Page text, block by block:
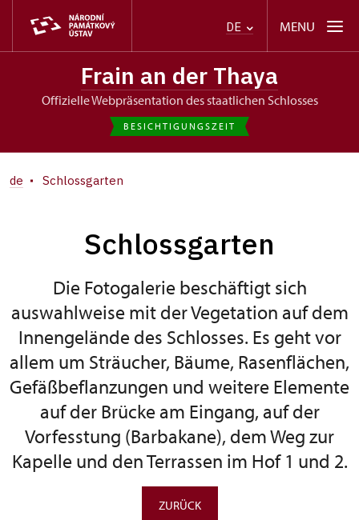
DE MENU
Frain an der Thaya
Offizielle Webpräsentation des staatlichen Schlosses
BESICHTIGUNGSZEIT
de Schlossgarten
Schlossgarten
Die Fotogalerie beschäftigt sich
auswahlweise mit der Vegetation auf dem
Innengelände des Schlosses. Es geht vor
allem um Sträucher, Bäume, Rasenflächen,
Gefäßbeflanzungen und weitere Elemente
auf der Brücke am Eingang, auf der
Vorfesstung (Barbakane), dem Weg zur
Kapelle und den Terrassen im Hof 1 und 2.
ZURÜCK